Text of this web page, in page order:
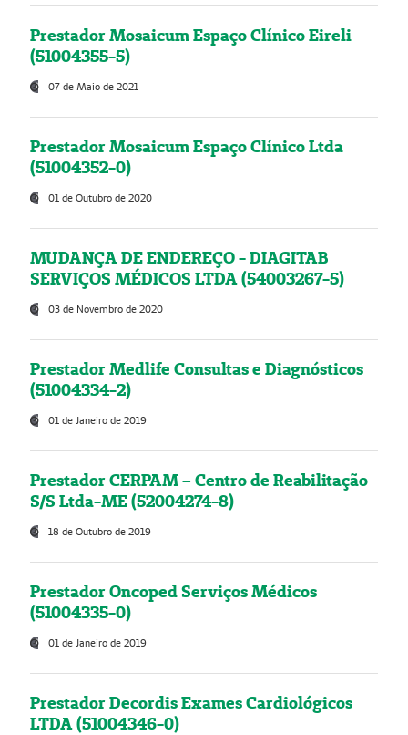
Prestador Mosaicum Espaço Clínico Eireli
(51004355-5)
07 de Maio de 2021
Prestador Mosaicum Espaço Clínico Ltda
(51004352-0)
01 de Outubro de 2020
MUDANÇA DE ENDEREÇO - DIAGITAB
SERVIÇOS MÉDICOS LTDA (54003267-5)
03 de Novembro de 2020
Prestador Medlife Consultas e Diagnósticos
(51004334-2)
01 de Janeiro de 2019
Prestador CERPAM – Centro de Reabilitação
S/S Ltda-ME (52004274-8)
18 de Outubro de 2019
Prestador Oncoped Serviços Médicos
(51004335-0)
01 de Janeiro de 2019
Prestador Decordis Exames Cardiológicos
LTDA (51004346-0)